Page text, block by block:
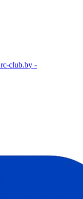
rc-club.by -